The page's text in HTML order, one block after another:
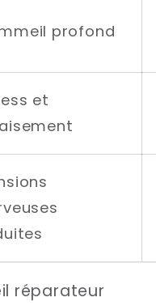
profond
et
réparateur